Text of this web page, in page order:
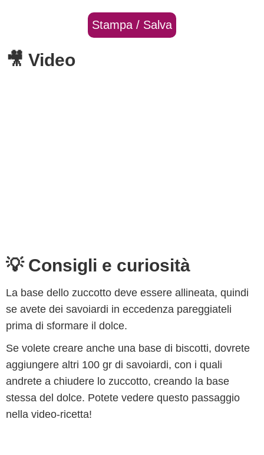
Stampa / Salva
🎥 Video
💡 Consigli e curiosità
La base dello zuccotto deve essere allineata, quindi
se avete dei savoiardi in eccedenza pareggiateli
prima di sformare il dolce.
Se volete creare anche una base di biscotti, dovrete
aggiungere altri 100 gr di savoiardi, con i quali
andrete a chiudere lo zuccotto, creando la base
stessa del dolce. Potete vedere questo passaggio
nella video-ricetta!